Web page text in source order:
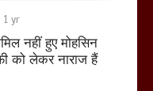
1 yr
नहीं हुए मोहसिन
को लेकर नाराज हैं